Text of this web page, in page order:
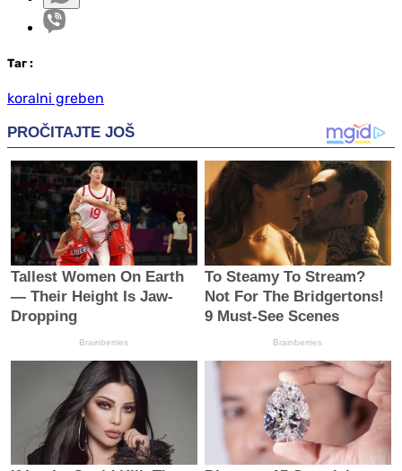
Таг :
koralni greben